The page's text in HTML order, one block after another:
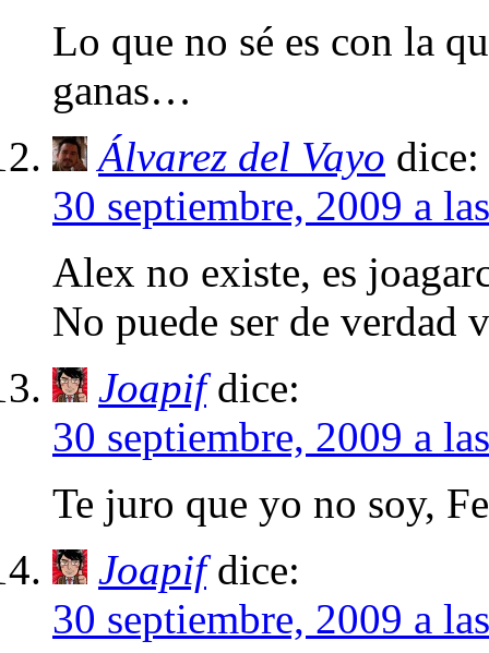
Lo que no sé es con la
ganas…
Álvarez del Vayo dice:
30 septiembre, 2009 a
Alex no existe, es
No puede ser de verdad
Joapif dice:
30 septiembre, 2009 a
Te juro que yo no soy,
Joapif dice:
30 septiembre, 2009 a